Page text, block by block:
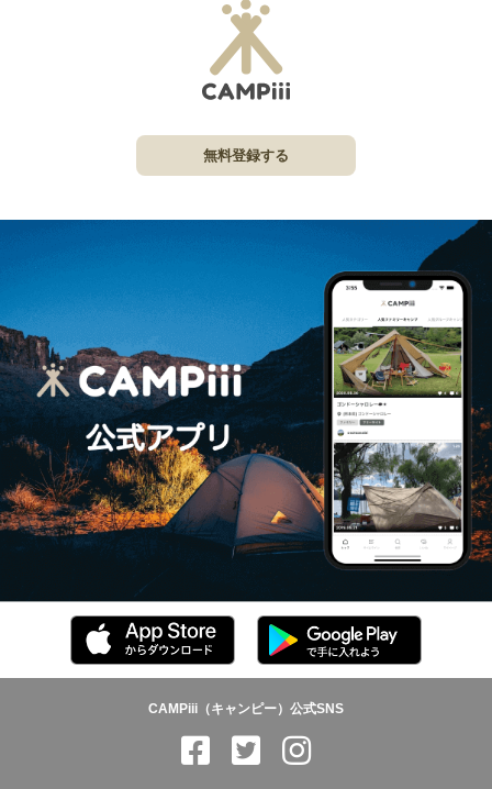
無料登録する
CAMPiii（キャンピー）公式SNS